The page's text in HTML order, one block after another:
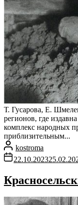
Т. Гусарова, Е.
регионов, где
комплекс народных
приблизительным...
kostroma
22.10.2023